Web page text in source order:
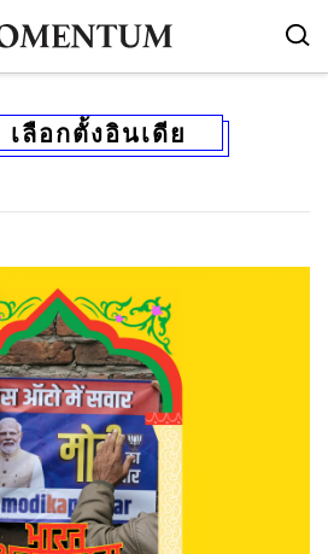
เลือกตั้งอินเดีย